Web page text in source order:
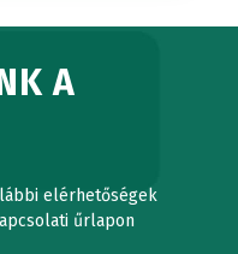
A
elérhetőségek
űrlapon